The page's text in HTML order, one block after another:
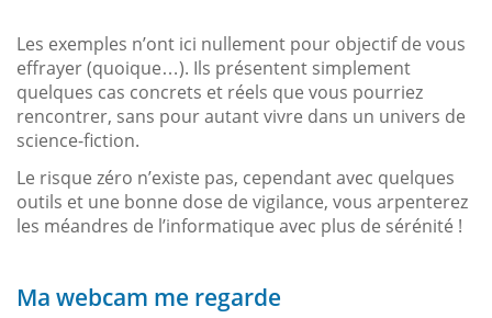
Les exemples n’ont ici nullement pour objectif de vous
effrayer (quoique…). Ils présentent simplement
quelques cas concrets et réels que vous pourriez
rencontrer, sans pour autant vivre dans un univers de
science-fiction.
Le risque zéro n’existe pas, cependant avec quelques
outils et une bonne dose de vigilance, vous arpenterez
les méandres de l’informatique avec plus de sérénité !
Ma webcam me regarde